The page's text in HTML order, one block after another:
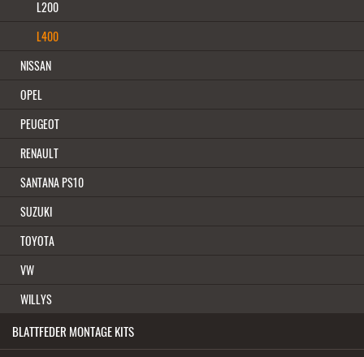
L200
L400
NISSAN
OPEL
PEUGEOT
RENAULT
SANTANA PS10
SUZUKI
TOYOTA
VW
WILLYS
BLATTFEDER MONTAGE KITS